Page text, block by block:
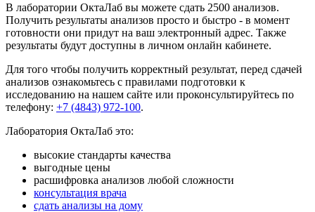
В лаборатории ОктаЛаб вы можете сдать 2500 анализов.
Получить результаты анализов просто и быстро - в момент
готовности они придут на ваш электронный адрес. Также
результаты будут доступны в личном онлайн кабинете.
Для того чтобы получить корректный результат, перед сдачей
анализов ознакомьтесь с правилами подготовки к
исследованию на нашем сайте или проконсультируйтесь по
телефону: +7 (4843) 972-100.
Лаборатория ОктаЛаб это:
высокие стандарты качества
выгодные цены
расшифровка анализов любой сложности
консультация врача
сдать анализы на дому